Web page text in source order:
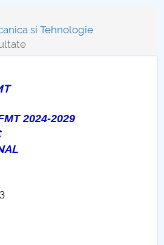
Facultăți
- ADMITERE
si Tehnologie
2024-2029